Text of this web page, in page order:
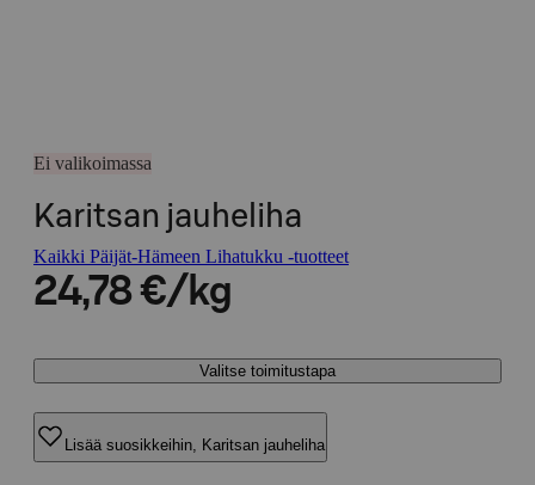
Ei valikoimassa
Karitsan jauheliha
Kaikki Päijät-Hämeen Lihatukku -tuotteet
24,78 €/kg
Valitse toimitustapa
Lisää suosikkeihin, Karitsan jauheliha